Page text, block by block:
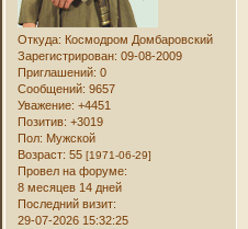
Откуда: Космодром Домбаровский
Зарегистрирован: 09-08-2009
Приглашений: 0
Сообщений: 9657
Уважение: +4451
Позитив: +3019
Пол: Мужской
Возраст: 55[1971-06-29]
Провел на форуме:
8 месяцев 14 дней
Последний визит:
29-07-2026 15:32:25